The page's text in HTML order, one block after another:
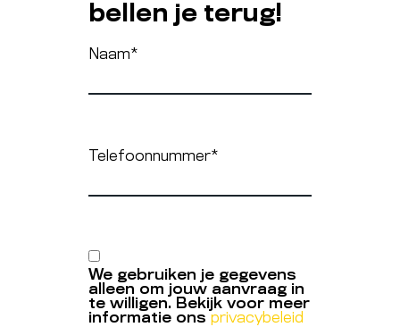
bellen je terug!
Naam*
Telefoonnummer*
We gebruiken je gegevens
alleen om jouw aanvraag in
te willigen. Bekijk voor meer
informatie ons privacybeleid